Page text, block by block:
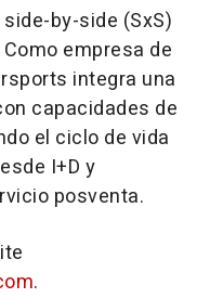
by-side (SxS)
empresa de
integra una
capacidades de
el ciclo de vida
I+D y
posventa.
.